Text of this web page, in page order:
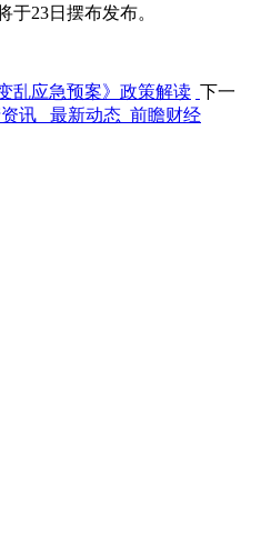
于23日摆布发布。
乱应急预案》政策解读 下一
讯_ 最新动态_前瞻财经